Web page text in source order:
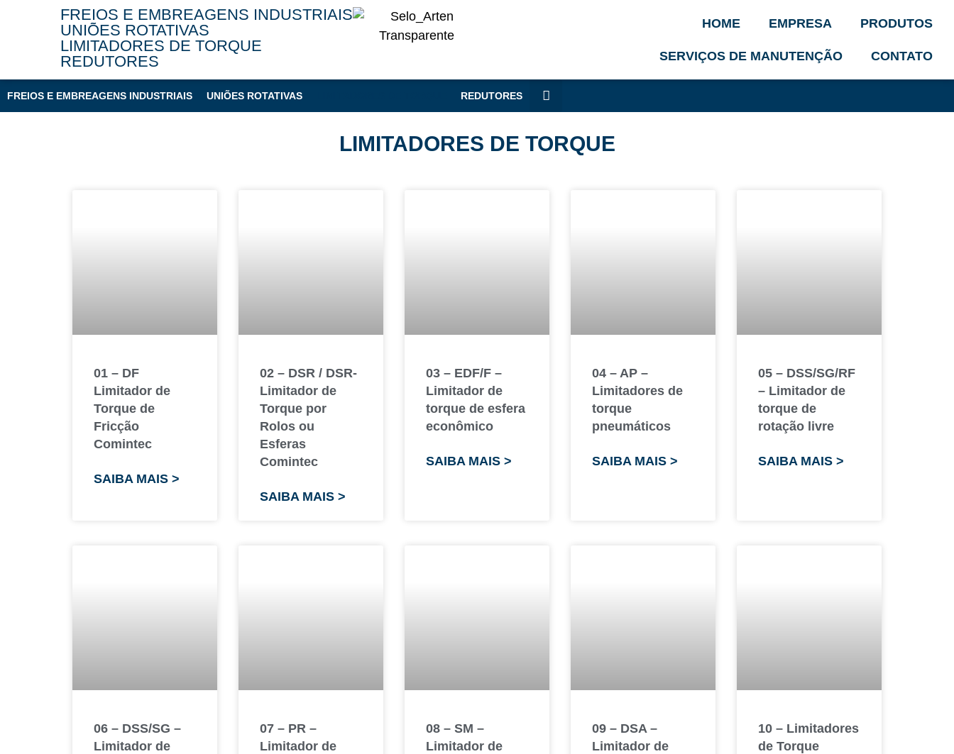
FREIOS E EMBREAGENS INDUSTRIAIS
UNIÕES ROTATIVAS
LIMITADORES DE TORQUE
REDUTORES
HOME EMPRESA PRODUTOS
SERVIÇOS DE MANUTENÇÃO CONTATO
FREIOS E EMBREAGENS INDUSTRIAIS UNIÕES ROTATIVAS REDUTORES
LIMITADORES DE TORQUE
01 – DF
Limitador de
Torque de
Fricção
Comintec
SAIBA MAIS >
02 – DSR / DSR-
Limitador de
Torque por
Rolos ou
Esferas
Comintec
SAIBA MAIS >
03 – EDF/F –
Limitador de
torque de esfera
econômico
SAIBA MAIS >
04 – AP –
Limitadores de
torque
pneumáticos
SAIBA MAIS >
05 – DSS/SG/RF
– Limitador de
torque de
rotação livre
SAIBA MAIS >
06 – DSS/SG –
Limitador de
07 – PR –
Limitador de
08 – SM –
Limitador de
09 – DSA –
Limitador de
10 – Limitadores
de Torque